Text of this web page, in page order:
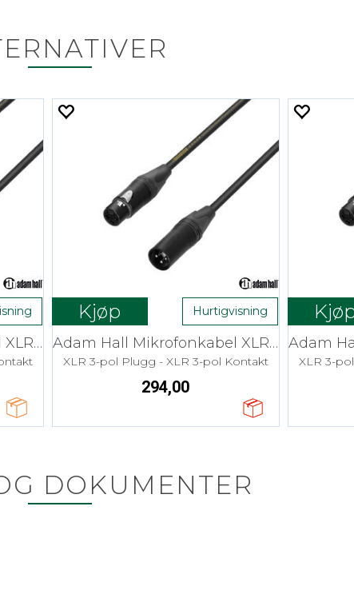
Adam Hall Mikrofonkabel XLR - 1,0 m
Kjøp Hurtigvisning
Adam Hall Mikrofonkabel XLR - 1,5 m
XLR 3-pol Plugg - XLR 3-pol Kontakt
294,00
XLR 3-
DOKUMENTER